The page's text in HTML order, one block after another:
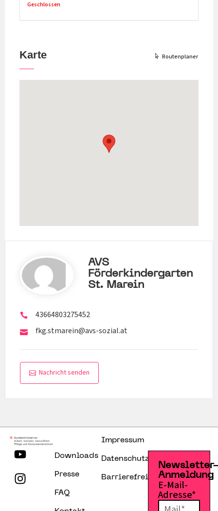
Geschlossen
Karte Routenplaner
AVS
Förderkindergarten
St. Marein
43664803275452
fkg.stmarein@avs-sozial.at
Nachricht senden
Downloads
Presse
FAQ
Impressum
Datenschutzerklärung
Barrierefreiheitserklärung
Anmeldung
E-Mail-
Adresse*